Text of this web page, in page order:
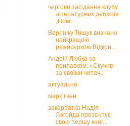
чергове засідання клубу
літературних дебютів
„Нові...
Вероніку Тищук визнано
найкращою
режисеркою Відкри...
Андрій Любка за
прилавком: «Скучив
за своїми читач...
актуально
марк твен
закарпатка Надія
Логойда презентує
свою першу книг...